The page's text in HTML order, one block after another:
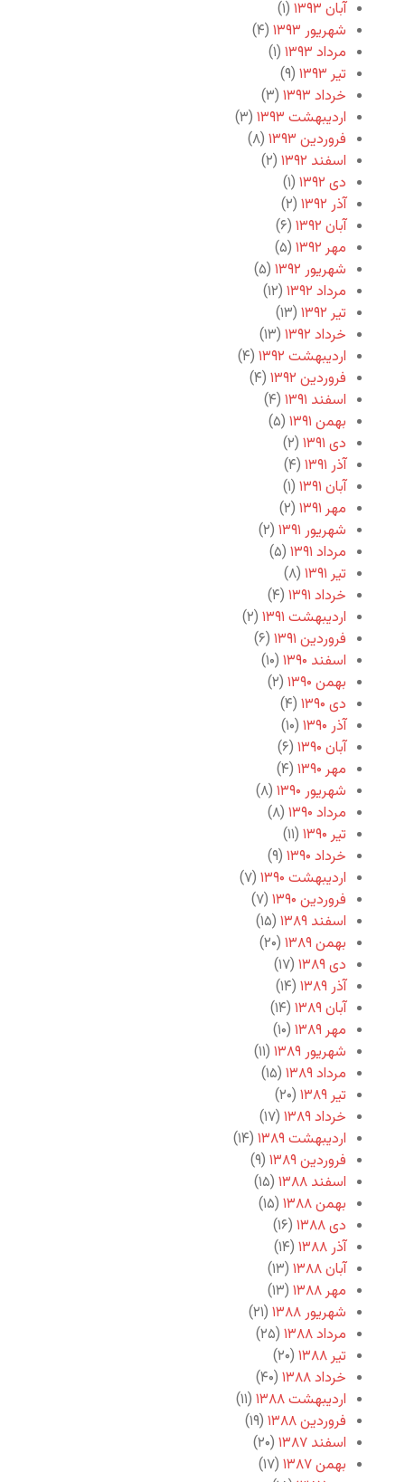
آبان ۱۳۹۳
(۱)
شهریور ۱۳۹۳
(۴)
مرداد ۱۳۹۳
(۱)
تیر ۱۳۹۳
(۹)
خرداد ۱۳۹۳
(۳)
اردیبهشت ۱۳۹۳
(۳)
فروردین ۱۳۹۳
(۸)
اسفند ۱۳۹۲
(۲)
دی ۱۳۹۲
(۱)
آذر ۱۳۹۲
(۲)
آبان ۱۳۹۲
(۶)
مهر ۱۳۹۲
(۵)
شهریور ۱۳۹۲
(۵)
مرداد ۱۳۹۲
(۱۲)
تیر ۱۳۹۲
(۱۳)
خرداد ۱۳۹۲
(۱۳)
اردیبهشت ۱۳۹۲
(۴)
فروردین ۱۳۹۲
(۴)
اسفند ۱۳۹۱
(۴)
بهمن ۱۳۹۱
(۵)
دی ۱۳۹۱
(۲)
آذر ۱۳۹۱
(۴)
آبان ۱۳۹۱
(۱)
مهر ۱۳۹۱
(۲)
شهریور ۱۳۹۱
(۲)
مرداد ۱۳۹۱
(۵)
تیر ۱۳۹۱
(۸)
خرداد ۱۳۹۱
(۴)
اردیبهشت ۱۳۹۱
(۲)
فروردین ۱۳۹۱
(۶)
اسفند ۱۳۹۰
(۱۰)
بهمن ۱۳۹۰
(۲)
دی ۱۳۹۰
(۴)
آذر ۱۳۹۰
(۱۰)
آبان ۱۳۹۰
(۶)
مهر ۱۳۹۰
(۴)
شهریور ۱۳۹۰
(۸)
مرداد ۱۳۹۰
(۸)
تیر ۱۳۹۰
(۱۱)
خرداد ۱۳۹۰
(۹)
اردیبهشت ۱۳۹۰
(۷)
فروردین ۱۳۹۰
(۷)
اسفند ۱۳۸۹
(۱۵)
بهمن ۱۳۸۹
(۲۰)
دی ۱۳۸۹
(۱۷)
آذر ۱۳۸۹
(۱۴)
آبان ۱۳۸۹
(۱۴)
مهر ۱۳۸۹
(۱۰)
شهریور ۱۳۸۹
(۱۱)
مرداد ۱۳۸۹
(۱۵)
تیر ۱۳۸۹
(۲۰)
خرداد ۱۳۸۹
(۱۷)
اردیبهشت ۱۳۸۹
(۱۴)
فروردین ۱۳۸۹
(۹)
اسفند ۱۳۸۸
(۱۵)
بهمن ۱۳۸۸
(۱۵)
دی ۱۳۸۸
(۱۶)
آذر ۱۳۸۸
(۱۴)
آبان ۱۳۸۸
(۱۳)
مهر ۱۳۸۸
(۱۳)
شهریور ۱۳۸۸
(۲۱)
مرداد ۱۳۸۸
(۲۵)
تیر ۱۳۸۸
(۲۰)
خرداد ۱۳۸۸
(۴۰)
اردیبهشت ۱۳۸۸
(۱۱)
فروردین ۱۳۸۸
(۱۹)
اسفند ۱۳۸۷
(۲۰)
بهمن ۱۳۸۷
(۱۷)